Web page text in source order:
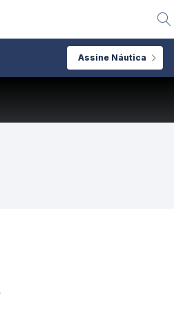
Assine Náutica